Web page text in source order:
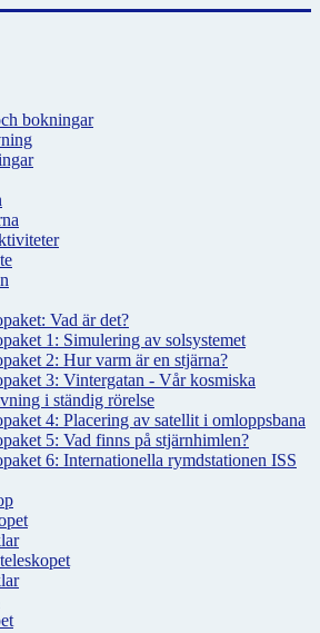
bokningar
Vad är det?
1: Simulering av solsystemet
2: Hur varm är en stjärna?
3: Vintergatan - Vår kosmiska
i ständig rörelse
4: Placering av satellit i omloppsbana
5: Vad finns på stjärnhimlen?
6: Internationella rymdstationen ISS